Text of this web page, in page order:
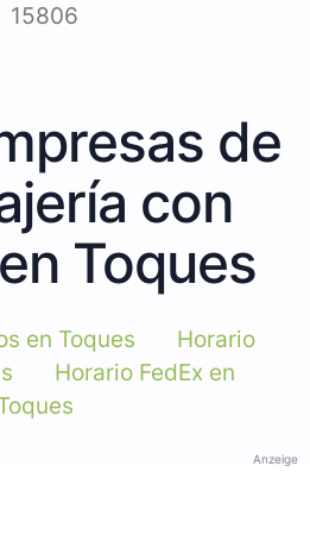
15806
de
con
Toques
en Toques
Horario
Horario FedEx en
Anzeige